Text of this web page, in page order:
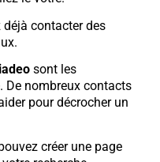
déjà contacter des
sont les
De nombreux contacts
pour décrocher un
créer une page